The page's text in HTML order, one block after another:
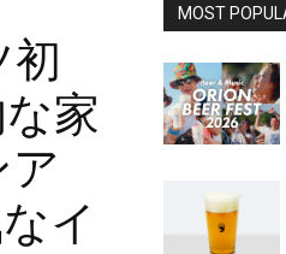
初
家
イ
MOST